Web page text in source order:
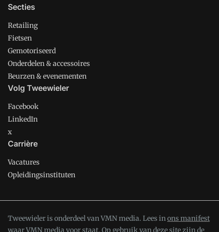
Secties
Retailing
Fietsen
Gemotoriseerd
Onderdelen & accessoires
Beurzen & evenementen
Volg Tweewieler
Facebook
LinkedIn
x
Carrière
Vacatures
Opleidingsinstituten
Tweewieler is onderdeel van VMN media. Lees inons manifest
waar VMN media voor staat. Op gebruik van deze site zijn de